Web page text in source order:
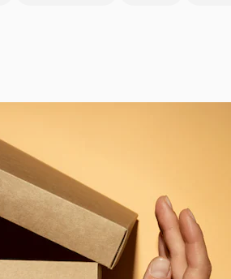
Produtos
Spaces
Assistente de IA
Gerador de
Academy
Documentação
Atendimento
Termos e